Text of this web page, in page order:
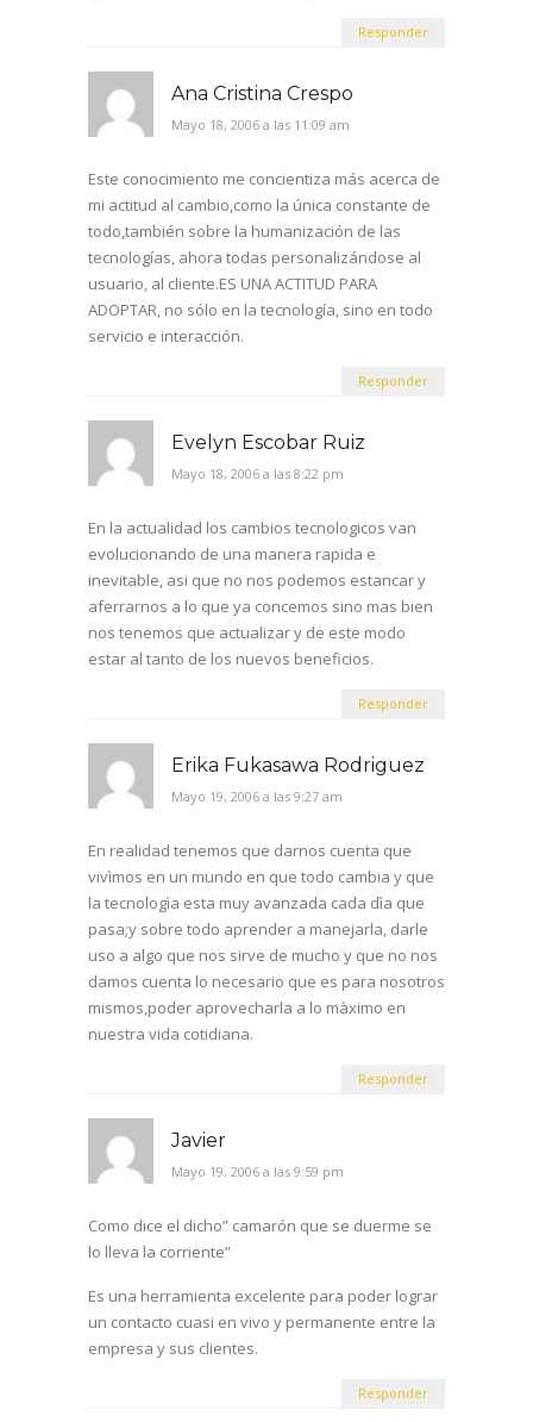
Responder
Ana Cristina Crespo
Mayo 18, 2006 a las 11:09 am
Este conocimiento me concientiza más acerca de
mi actitud al cambio,como la única constante de
todo,también sobre la humanización de las
tecnologías, ahora todas personalizándose al
usuario, al cliente.ES UNA ACTITUD PARA
ADOPTAR, no sólo en la tecnología, sino en todo
servicio e interacción.
Responder
Evelyn Escobar Ruiz
Mayo 18, 2006 a las 8:22 pm
En la actualidad los cambios tecnologicos van
evolucionando de una manera rapida e
inevitable, asi que no nos podemos estancar y
aferrarnos a lo que ya concemos sino mas bien
nos tenemos que actualizar y de este modo
estar al tanto de los nuevos beneficios.
Responder
Erika Fukasawa Rodriguez
Mayo 19, 2006 a las 9:27 am
En realidad tenemos que darnos cuenta que
vivìmos en un mundo en que todo cambia y que
la tecnologìa esta muy avanzada cada dìa que
pasa;y sobre todo aprender a manejarla, darle
uso a algo que nos sirve de mucho y que no nos
damos cuenta lo necesario que es para nosotros
mismos,poder aprovecharla a lo màximo en
nuestra vida cotidiana.
Responder
Javier
Mayo 19, 2006 a las 9:59 pm
Como dice el dicho” camarón que se duerme se
lo lleva la corriente”
Es una herramienta excelente para poder lograr
un contacto cuasi en vivo y permanente entre la
empresa y sus clientes.
Responder